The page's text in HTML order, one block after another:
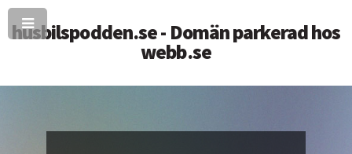
husbilspodden.se - Domän parkerad hos
webb.se